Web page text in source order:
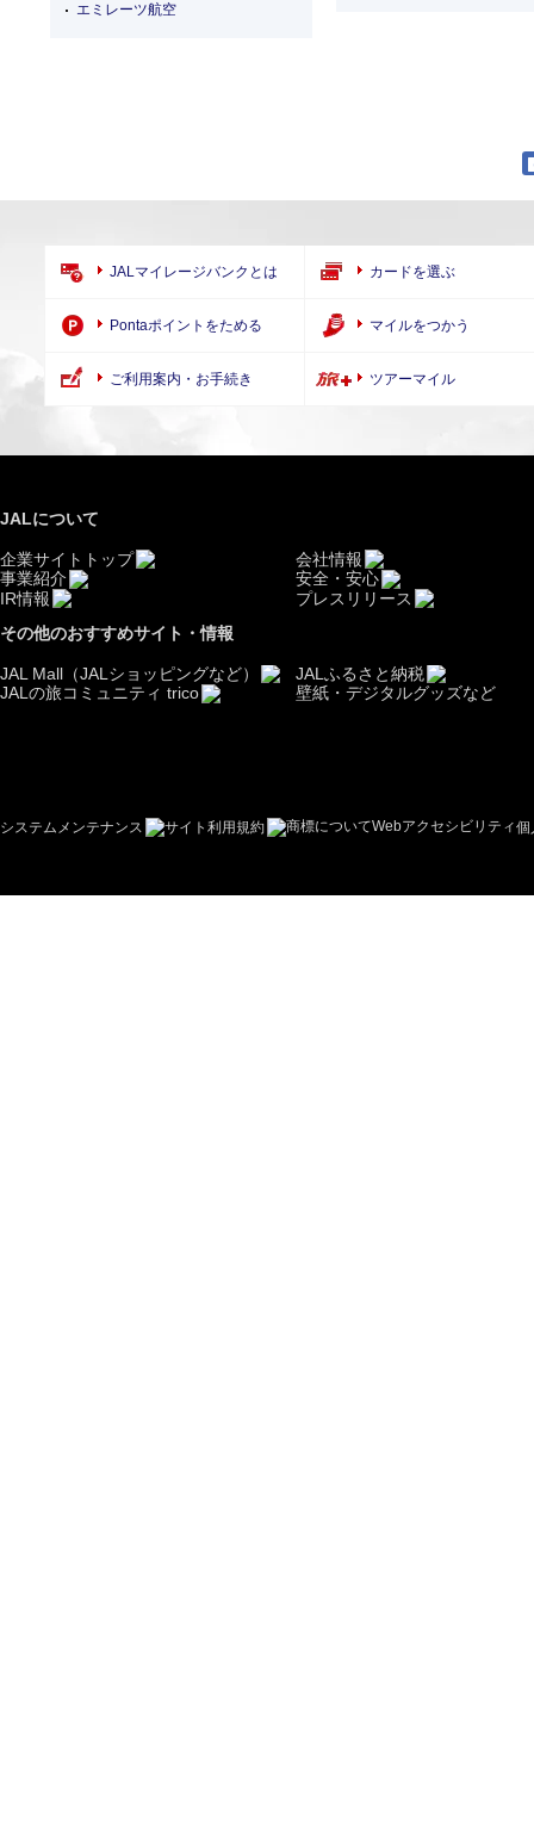
エミレーツ航空
JALマイレージバンクとは カードを選ぶ
Pontaポイントをためる マイルをつかう
ご利用案内・お手続き ツアーマイル
JALについて
企業サイトトップ
会社情報
事業紹介
安全・安心
IR情報
プレスリリース
その他のおすすめサイト・情報
JAL Mall（JALショッピングなど）
JALふるさと納税
JALの旅コミュニティ trico
壁紙・デジタルグッズなど
システムメンテナンス サイト利用規約 商標についてWebアクセシビリティ個